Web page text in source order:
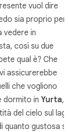
vuol dire
sia proprio per
vedere in
così su due
qual è? Che
assicurerebbe
che vogliono
dormito in Yurta,
del cielo sul
quanto gustosa